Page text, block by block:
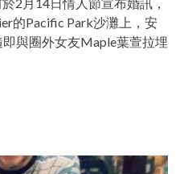
2月14日情人節宣布婚訊，
的Pacific Park沙灘上，安
與圈外女友Maple葉萱拉埋